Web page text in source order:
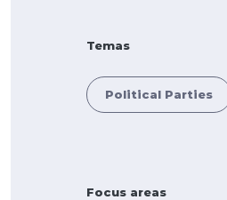
Temas
Political Parties
Focus areas